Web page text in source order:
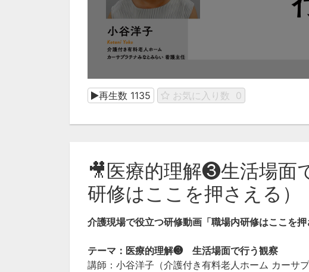
再生数 1135 お気に入り数 0
🎥医療的理解❸生活場面
研修はここを押さえる）
介護現場で役立つ研修動画「職場内研修はここを押
テーマ： 医療的理解❸ 生活場面で行う観察
講師：小谷洋子（介護付き有料老人ホーム カーサ